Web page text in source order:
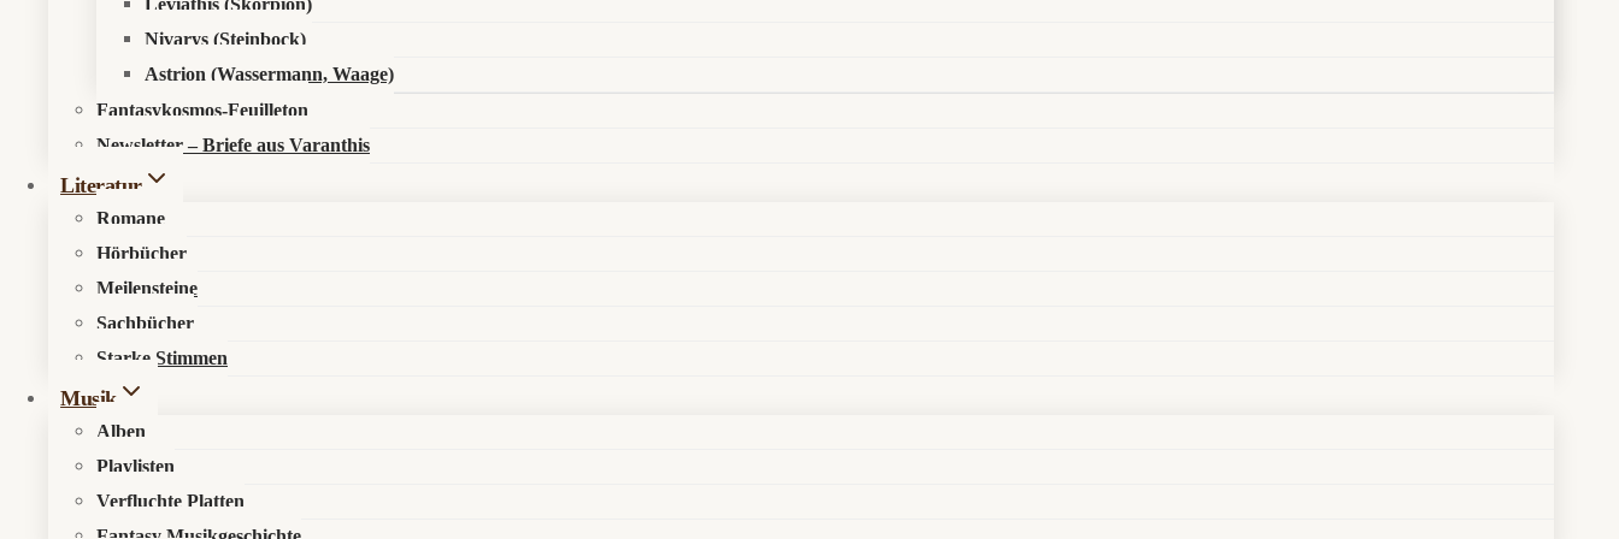
Leviathis (Skorpion)
Nivarys (Steinbock)
Astrion (Wassermann, Waage)
Fantasykosmos-Feuilleton
Newsletter – Briefe aus Varanthis
Literatur
Romane
Hörbücher
Meilensteine
Sachbücher
Starke Stimmen
Musik
Alben
Playlisten
Verfluchte Platten